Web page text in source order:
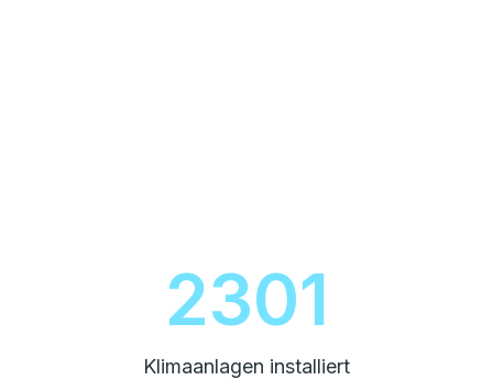
2600
Klimaanlagen installiert